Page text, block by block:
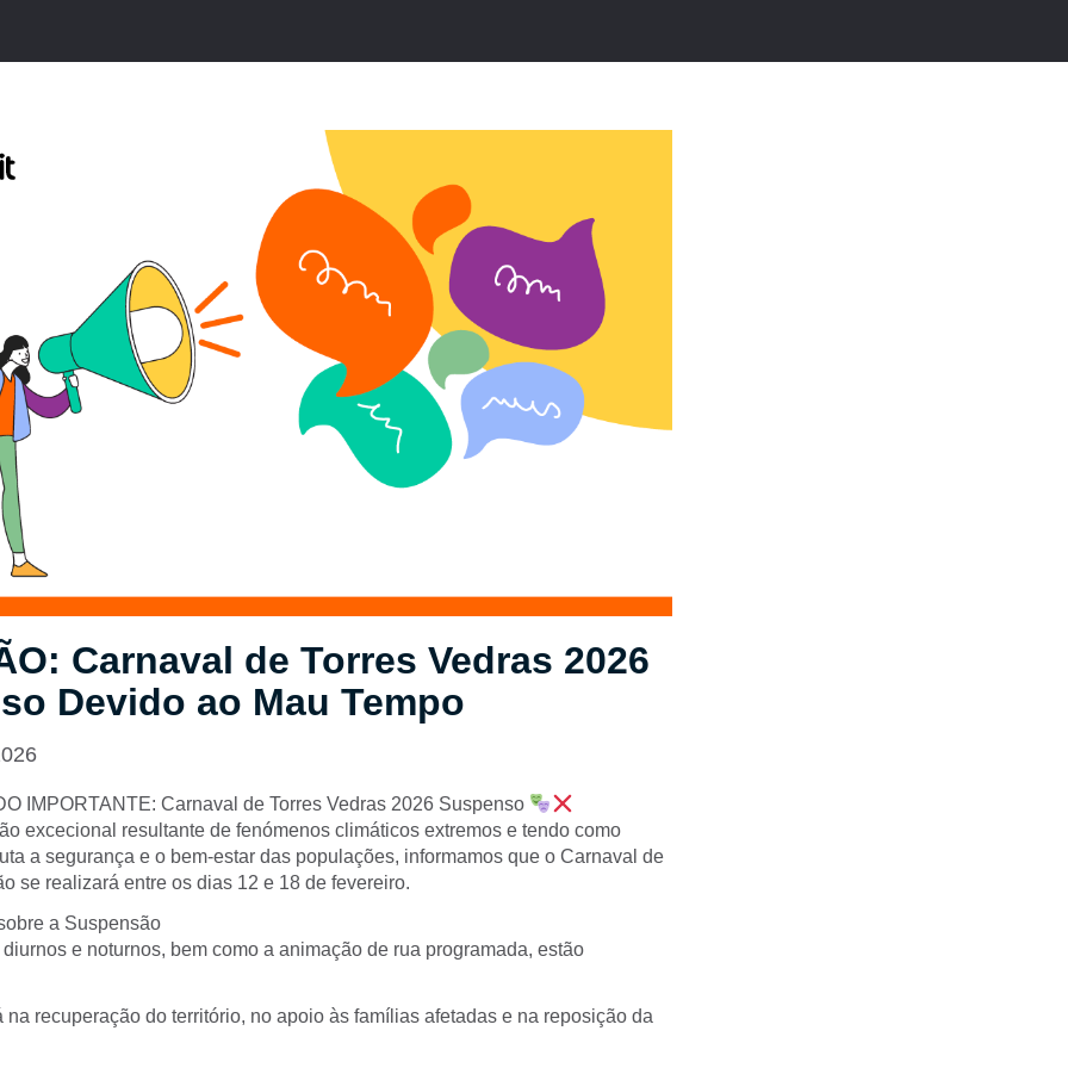
Carnaval de Torres Vedras 2026
Devido ao Mau Tempo
IMPORTANTE: Carnaval de Torres Vedras 2026 Suspenso
excecional resultante de fenómenos climáticos extremos e tendo como
a segurança e o bem-estar das populações, informamos que o Carnaval de
se realizará entre os dias 12 e 18 de fevereiro.
a Suspensão
e noturnos, bem como a animação de rua programada, estão
na recuperação do território, no apoio às famílias afetadas e na reposição da